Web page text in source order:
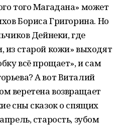
того Магадана» может
Бориса Григорина. Но
Дейнеки, где
из старой кожи» выходят
всё прощает», и сам
А вот Виталий
веретена возвращает
сны сказок о спящих
старость, зубом